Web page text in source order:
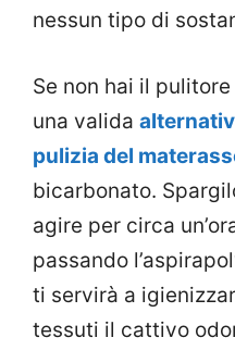
nessun tipo di
Se non hai il
una valida
pulizia del
bicarbonato.
agire per circa
passando
ti servirà a
tessuti il cattivo